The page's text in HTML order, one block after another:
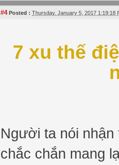
#4Posted : Thursday, January 5, 2017 1:19:18
7 xu thế
Người ta nói
chắc chắn mang